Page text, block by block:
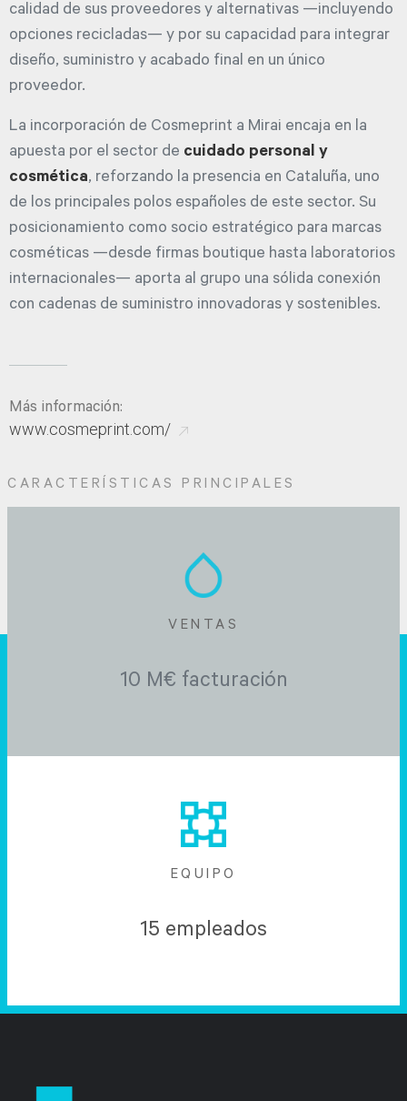
calidad de sus proveedores y alternativas —incluyendo
opciones recicladas— y por su capacidad para integrar
diseño, suministro y acabado final en un único
proveedor.
La incorporación de Cosmeprint a Mirai encaja en la
apuesta por el sector de cuidado personal y
cosmética, reforzando la presencia en Cataluña, uno
de los principales polos españoles de este sector. Su
posicionamiento como socio estratégico para marcas
cosméticas —desde firmas boutique hasta laboratorios
internacionales— aporta al grupo una sólida conexión
con cadenas de suministro innovadoras y sostenibles.
Más información:
www.cosmeprint.com/
CARACTERÍSTICAS PRINCIPALES
VENTAS
10 M€ facturación
EQUIPO
15 empleados